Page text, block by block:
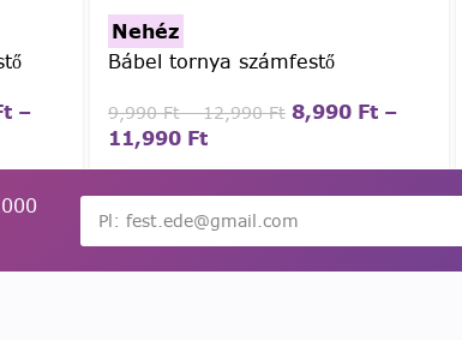
–
Nehéz
Bábel tornya számfestő
9,990Ft – 12,990Ft 8,990 Ft –
11,990 Ft